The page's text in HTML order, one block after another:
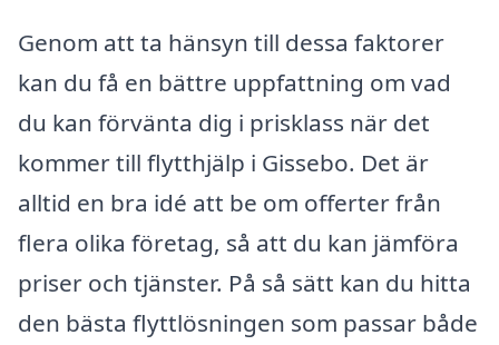
Genom att ta hänsyn till dessa faktorer
kan du få en bättre uppfattning om vad
du kan förvänta dig i prisklass när det
kommer till flytthjälp i Gissebo. Det är
alltid en bra idé att be om offerter från
flera olika företag, så att du kan jämföra
priser och tjänster. På så sätt kan du hitta
den bästa flyttlösningen som passar både